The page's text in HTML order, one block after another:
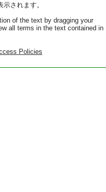
されます。
of the text by dragging your
all terms in the text contained in
Policies